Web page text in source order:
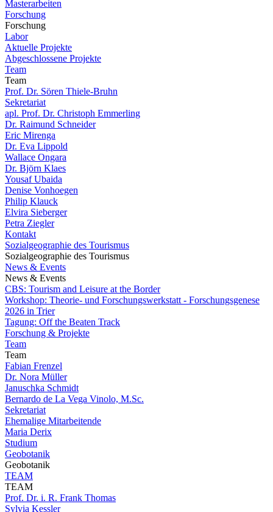
Masterarbeiten
Forschung
Forschung
Labor
Aktuelle Projekte
Abgeschlossene Projekte
Team
Team
Prof. Dr. Sören Thiele-Bruhn
Sekretariat
apl. Prof. Dr. Christoph Emmerling
Dr. Raimund Schneider
Eric Mirenga
Dr. Eva Lippold
Wallace Ongara
Dr. Björn Klaes
Yousaf Ubaida
Denise Vonhoegen
Philip Klauck
Elvira Sieberger
Petra Ziegler
Kontakt
Sozialgeographie des Tourismus
Sozialgeographie des Tourismus
News & Events
News & Events
CBS: Tourism and Leisure at the Border
Workshop: Theorie- und Forschungswerkstatt - Forschungsgenese
2026 in Trier
Tagung: Off the Beaten Track
Forschung & Projekte
Team
Team
Fabian Frenzel
Dr. Nora Müller
Januschka Schmidt
Bernardo de La Vega Vinolo, M.Sc.
Sekretariat
Ehemalige Mitarbeitende
Maria Derix
Studium
Geobotanik
Geobotanik
TEAM
TEAM
Prof. Dr. i. R. Frank Thomas
Sylvia Kessler